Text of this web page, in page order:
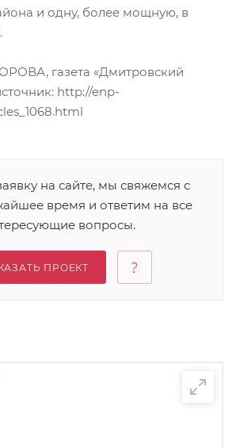
и одну, более мощную, в
газета «Дмитровский
http://enp-
на сайте, мы свяжемся с
время и ответим на все
вопросы.
ПРОЕКТ